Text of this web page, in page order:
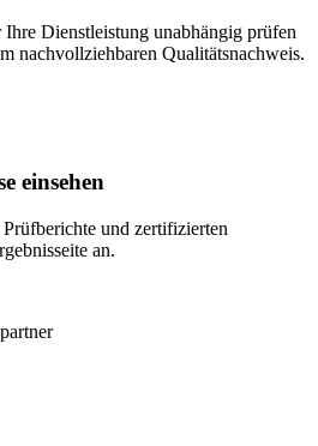
Dienstleistung unabhängig prüfen
nachvollziehbaren Qualitätsnachweis.
einsehen
Prüfberichte und zertifizierten
an.